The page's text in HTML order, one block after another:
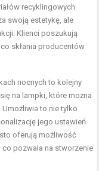
recyklingowych.
swoją estetykę, ale
Klienci poszukują
skłania producentów
nocnych to kolejny
na lampki, które można
to nie tylko
jego ustawień
oferują możliwość
co pozwala na stworzenie